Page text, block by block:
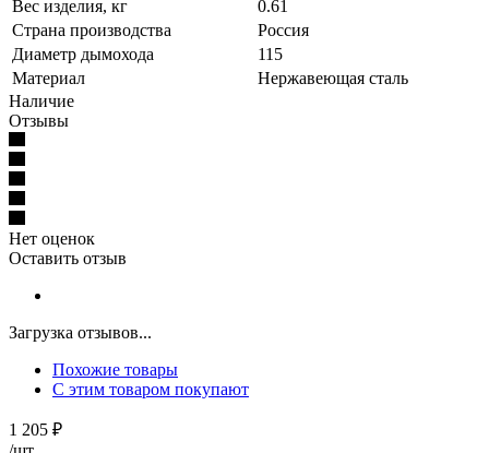
Вес изделия, кг
0.61
Страна производства
Россия
Диаметр дымохода
115
Материал
Нержавеющая сталь
Наличие
Отзывы
Нет оценок
Оставить отзыв
Загрузка отзывов...
Похожие товары
С этим товаром покупают
1 205 ₽